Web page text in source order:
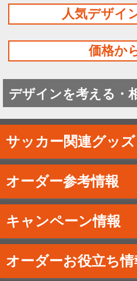
人気デザイ
価格か
デザインを考える・
サッカー関連グッズ
オーダー参考情報
キャンペーン情報
オーダーお役立ち情